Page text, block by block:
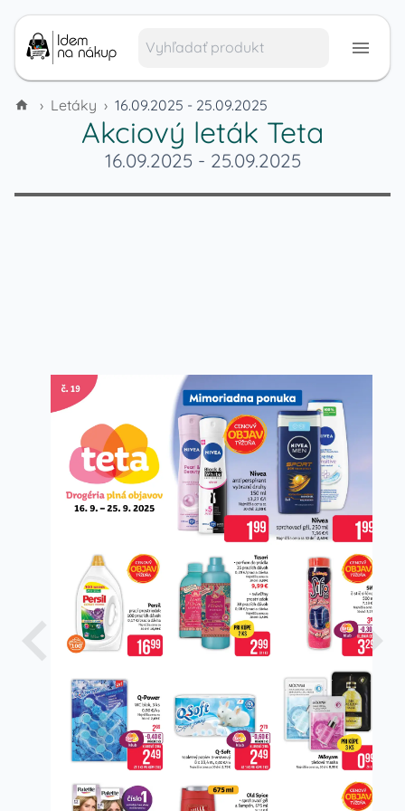
› Letáky › 16.09.2025 - 25.09.2025
Akciový leták Teta
16.09.2025 - 25.09.2025